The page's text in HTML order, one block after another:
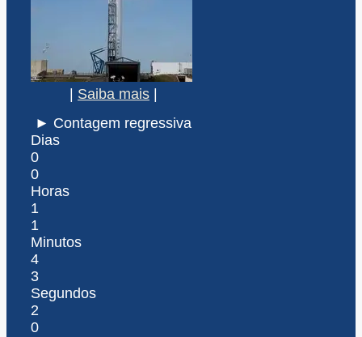
Saiba mais
► Contagem regressiva
Dias
0
0
Horas
1
1
Minutos
4
3
Segundos
2
0